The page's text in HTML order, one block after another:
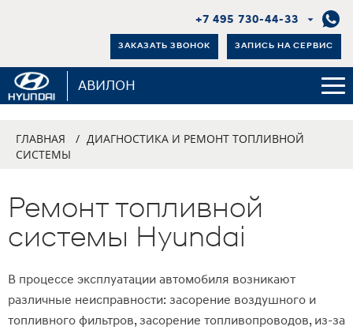
+7 495 730-44-33
ЗАКАЗАТЬ ЗВОНОК ЗАПИСЬ НА СЕРВИС
АВИЛОН
ГЛАВНАЯ / ДИАГНОСТИКА И РЕМОНТ ТОПЛИВНОЙ
СИСТЕМЫ
Ремонт топливной
системы Hyundai
В процессе эксплуатации автомобиля возникают
различные неисправности: засорение воздушного и
топливного фильтров, засорение топливопроводов, из-за